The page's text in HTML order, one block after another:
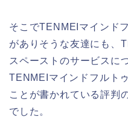
そこでTENMEIマインド
がありそうな友達にも、
スペーストのサービスに
TENMEIマインドフルト
ことが書かれている評判
でした。